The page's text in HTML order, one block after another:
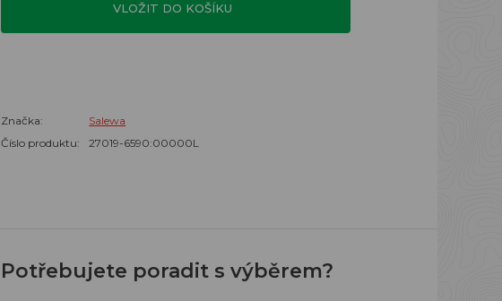
VLOŽIT DO KOŠÍKU
Značka:
Salewa
Číslo produktu:
27019-6590:00000L
Potřebujete poradit s výběrem?